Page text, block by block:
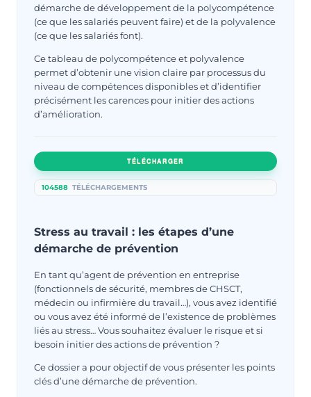
démarche de développement de la polycompétence
(ce que les salariés peuvent faire) et de la polyvalence
(ce que les salariés font).
Ce tableau de polycompétence et polyvalence
permet d’obtenir une vision claire par processus du
niveau de compétences disponibles et d’identifier
précisément les carences pour initier des actions
d’amélioration.
TÉLÉCHARGER
104588 TÉLÉCHARGEMENTS
Stress au travail : les étapes d’une
démarche de prévention
En tant qu’agent de prévention en entreprise
(fonctionnels de sécurité, membres de CHSCT,
médecin ou infirmière du travail…), vous avez identifié
ou vous avez été informé de l’existence de problèmes
liés au stress… Vous souhaitez évaluer le risque et si
besoin initier des actions de prévention ?
Ce dossier a pour objectif de vous présenter les points
clés d’une démarche de prévention.